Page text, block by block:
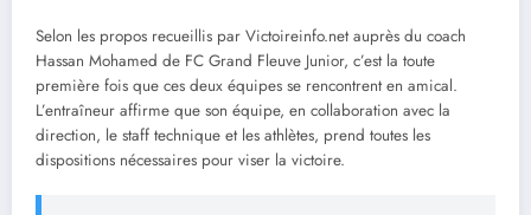
Selon les propos recueillis par Victoireinfo.net auprès du coach
Hassan Mohamed de FC Grand Fleuve Junior, c’est la toute
première fois que ces deux équipes se rencontrent en amical.
L’entraîneur affirme que son équipe, en collaboration avec la
direction, le staff technique et les athlètes, prend toutes les
dispositions nécessaires pour viser la victoire.